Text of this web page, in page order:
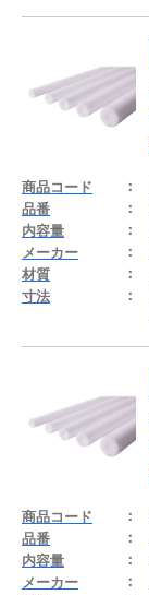
商品コード
品番
内容量
メーカー
材質
寸法
商品コード
品番
内容量
メーカー